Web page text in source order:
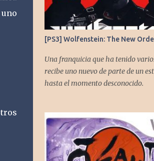
a
[PS3] Wolfenstein: The New
Una franquicia que ha tenido
recibe uno nuevo de parte de un
hasta el momento desconocido.